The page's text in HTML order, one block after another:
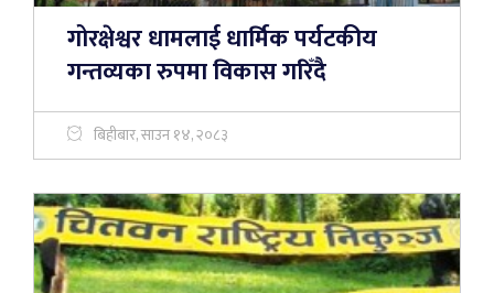
गोरक्षेश्वर धामलाई धार्मिक पर्यटकीय
गन्तव्यका रुपमा विकास गरिँदै
बिहीबार, साउन १४, २०८३